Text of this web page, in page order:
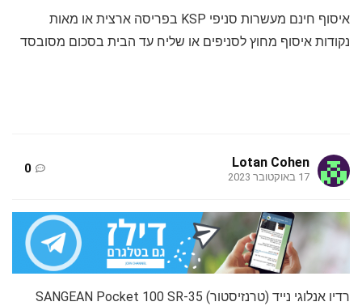
איסוף חינם מעשרות סניפי KSP בפריסה ארצית או מאות
נקודות איסוף מחוץ לסניפים או שליח עד הבית בסכום מסובסד
Lotan Cohen
17 באוקטובר 2023
0
רדיו אנלוגי נייד (טרנזיסטור) SANGEAN Pocket 100 SR-35